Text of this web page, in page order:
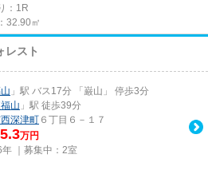
：1R
32.90㎡
スト
」駅 バス17分 「巌山」 停歩3分
山 」駅 徒歩39分
西深津町 ６丁目６－１７
5.3万円
｜募集中： 2室